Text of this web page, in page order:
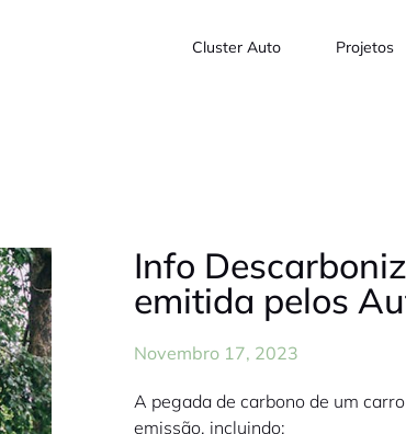
Cluster Auto Projetos
Info
emitida pelos
Novembro 17, 2023
A pegada de carbono de um
emissão, incluindo: